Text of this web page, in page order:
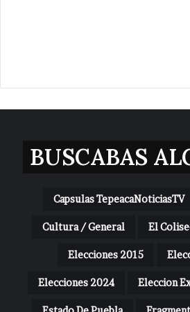
BUSCABAS
Capsulas TepeacaNoticiasTV
Cultura / General El
Elecciones 2015
Elecciones 2024 Eleccion